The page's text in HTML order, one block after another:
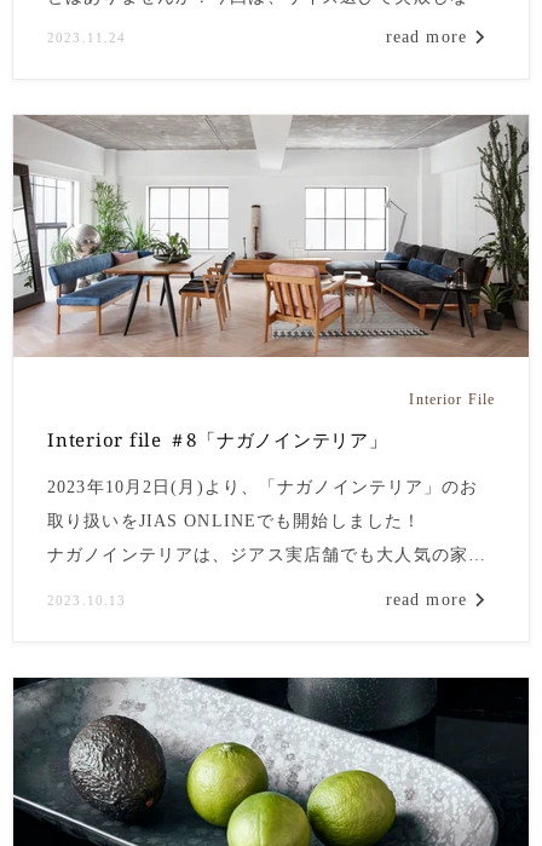
い、カーテンのサイズの測り方をご紹介します。
2023.11.24 read more
Interior File
Interior file ＃8「ナガノインテリア」
2023年10月2日(月)より、「ナガノインテリア」のお
取り扱いをJIAS ONLINEでも開始しました！
ナガノインテリアは、ジアス実店舗でも大人気の家具
2023.10.13 read more